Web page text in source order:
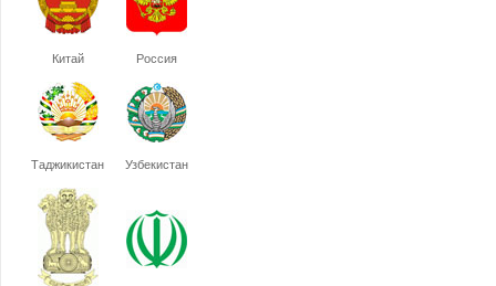
Китай Россия
Таджикистан Узбекистан